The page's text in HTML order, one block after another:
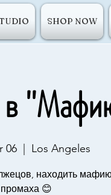
SHOP NOW
в
06
  |
Los Angeles
находить
промаха 😊